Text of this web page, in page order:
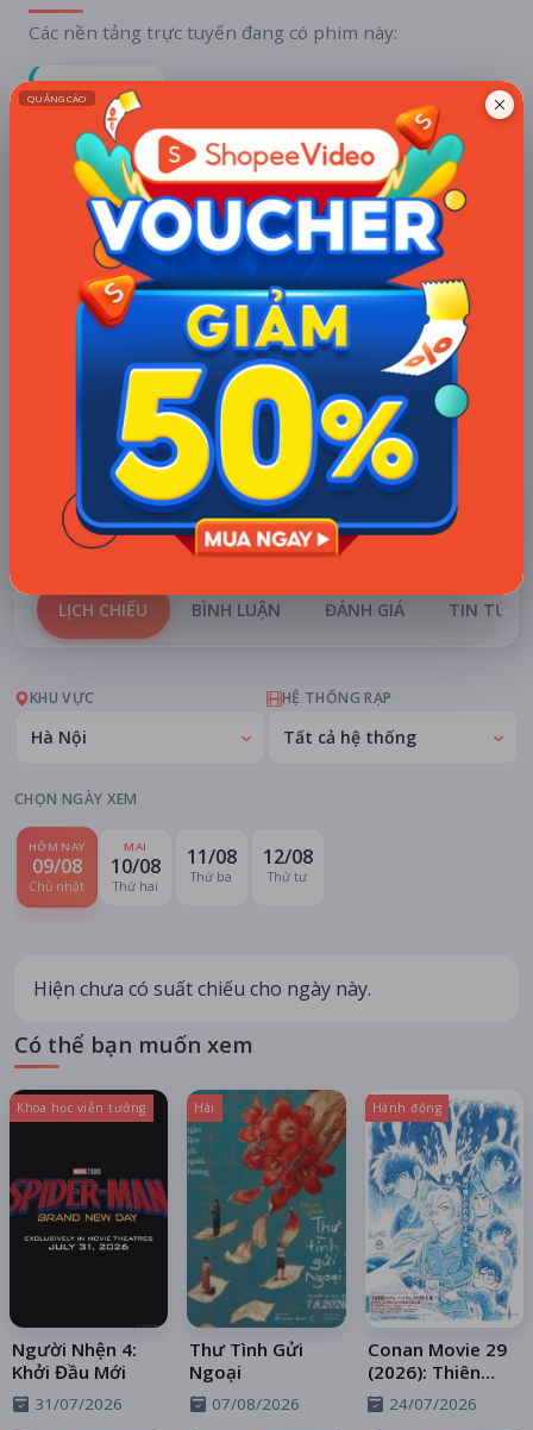
Các nền tảng trực tuyến đang có phim này:
VieON
Thuê bao
Thông tin khả dụng mang tính tham khảo và có thể thay đổi theo
thời gian.
Quạt mini GOOJODOQ 4000
mAh di động
Khuyến mãi + free ship
Xem khuyến mãi
Chi tiết
LỊCH CHIẾU BÌNH LUẬN ĐÁNH GIÁ TIN TỨC
KHU VỰC
Hà Nội
HỆ THỐNG RẠP
Tất cả hệ thống
CHỌN NGÀY XEM
HÔM NAY
09/08
Chủ nhật
MAI
10/08
Thứ hai
11/08
Thứ ba
12/08
Thứ tư
Hiện chưa có suất chiếu cho ngày này.
Có thể bạn muốn xem
Khoa học viễn tưởng
Người Nhện 4:
Khởi Đầu Mới
31/07/2026
Hài
Thư Tình Gửi
Ngoại
07/08/2026
Hành động
Conan Movie 29
(2026): Thiên
Thần Sa Ngã
Trên Xa Lộ
24/07/2026